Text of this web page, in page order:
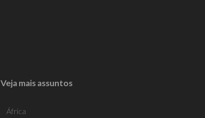
Veja mais assuntos
África